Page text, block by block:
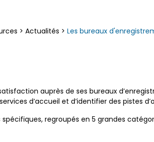
> Actualités > Les bureaux
auprès de ses bureaux
d’accueil et d’identifier des pistes
regroupés en 5 grandes